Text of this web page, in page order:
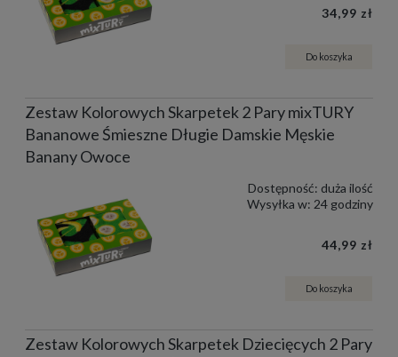
34,99 zł
Do koszyka
Zestaw Kolorowych Skarpetek 2 Pary mixTURY
Bananowe Śmieszne Długie Damskie Męskie
Banany Owoce
Dostępność: duża ilość
Wysyłka w: 24 godziny
44,99 zł
Do koszyka
Zestaw Kolorowych Skarpetek Dziecięcych 2 Pary